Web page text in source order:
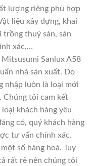
lượng riêng phù hợp
liệu xây dựng, khai
trồng thuỷ sản, sản
xác,…
Sanlux A58
nhà sản xuất. Do
nhập luôn là loại mới
Chúng tôi cam kết
khách hàng yêu
có, quý khách hàng
tư vấn chính xác.
số hàng hoá. Tuy
rất rẻ nên chúng tôi